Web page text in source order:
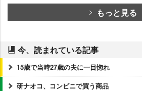
もっと見る
今、読まれている記事
15歳で当時27歳の夫に一目惚れ
研ナオコ、コンビニで買う商品